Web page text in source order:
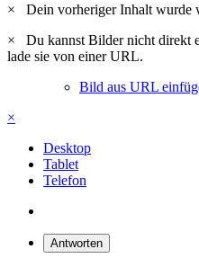
×
Dein vorheriger Inhalt wurde
×
Du kannst Bilder nicht direkt
lade sie von einer URL.
Bild aus URL
×
Desktop
Tablet
Telefon
Antworten